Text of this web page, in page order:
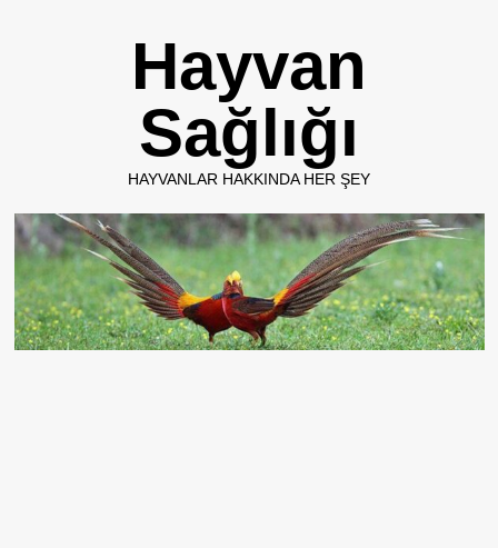
Hayvan
Sağlığı
HAYVANLAR HAKKINDA HER ŞEY